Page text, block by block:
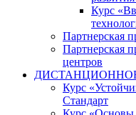
Курс
Партнерская
Партнерская
центров
Курс
Стандарт